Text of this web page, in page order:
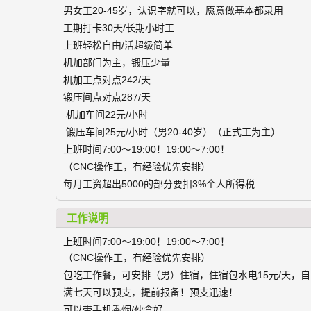
男女工20-45岁，认识字就可以，愿意做基本都录用
工期打卡30天/长期小时工
上班轻松自由/活超级简单
机加部门为主，锻压少量
机加工点对点242/天
锻压间点对点287/天
机加车间22元/小时
锻压车间25元/小时（男20-40岁）（正式工为主）
上班时间7:00～19:00！19:00～7:00！
（CNC操作工，有经验优先安排）
每月工资超出5000的部分要扣3%个人所得税
工作说明
上班时间7:00～19:00！19:00～7:00！
（CNC操作工，有经验优先安排）
包吃工作餐，可安排（男）住宿，住宿包水电15元/天，自
满七天可以预支，提前报备！预支迅速！